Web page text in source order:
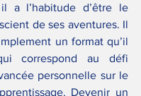
a l’habitude d’être le
de ses aventures. Il
un format qu’il
correspond au défi
personnelle sur le
Devenir un